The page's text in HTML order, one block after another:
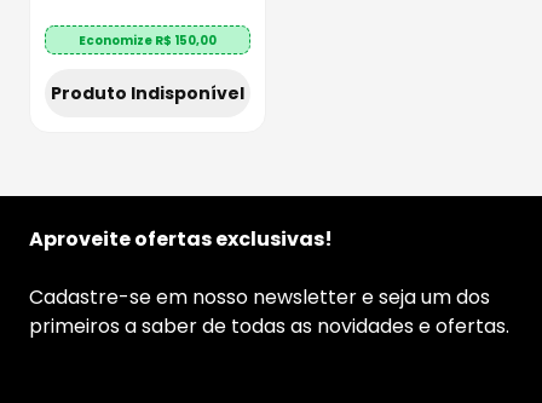
Economize R$ 150,00
Produto Indisponível
Aproveite ofertas exclusivas!
Cadastre-se em nosso newsletter e seja um dos
primeiros a saber de todas as novidades e ofertas.